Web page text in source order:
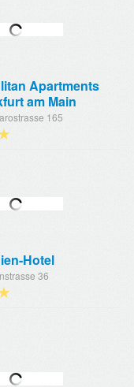
Apartments
am Main
165
Hotel
36